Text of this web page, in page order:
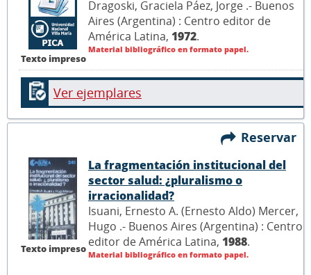
Texto impreso
Dragoski, Graciela Páez, Jorge .- Buenos
Aires (Argentina) : Centro editor de
América Latina, 1972.
Material bibliográfico en formato papel.
Ver ejemplares
Reservar
Texto impreso
La fragmentación institucional del
sector salud: ¿pluralismo o
irracionalidad?
Isuani, Ernesto A. (Ernesto Aldo) Mercer,
Hugo .- Buenos Aires (Argentina) : Centro
editor de América Latina, 1988.
Material bibliográfico en formato papel.